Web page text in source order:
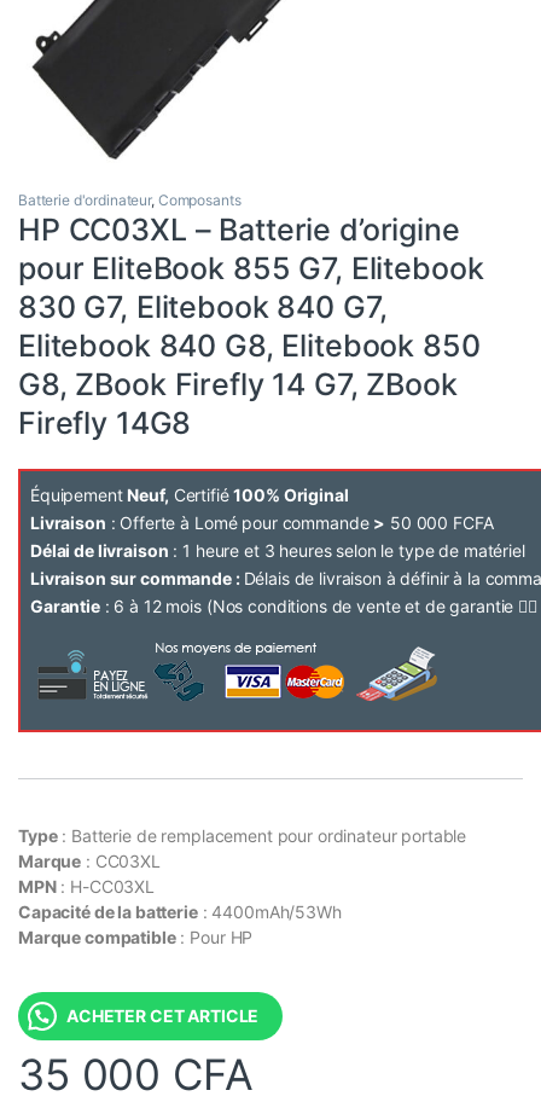
Batterie d'ordinateur, Composants
HP CC03XL – Batterie d’origine
pour EliteBook 855 G7, Elitebook
830 G7, Elitebook 840 G7,
Elitebook 840 G8, Elitebook 850
G8, ZBook Firefly 14 G7, ZBook
Firefly 14G8
Équipement Neuf, Certifié100% Original
Livraison : Offerte à Lomé pour commande > 50 000 FCFA
Délai de livraison : 1 heure et 3 heures selon le type de matériel
Livraison sur commande : Délais de livraison à définir à la
Garantie: 6 à 12 mois (Nos conditions de vente et de garantie 👉🏽
Type: Batterie de remplacement pour ordinateur portable
Marque : CC03XL
MPN: H-CC03XL
Capacité de la batterie: 4400mAh/53Wh
Marque compatible: Pour HP
ACHETER CET ARTICLE
35 000 CFA